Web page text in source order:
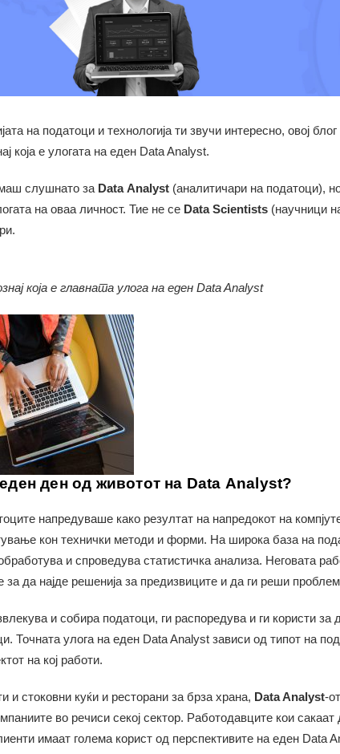
на податоци и технологија ти звучи интересно, овој
која е улогата на еден Data Analyst.
слушнато за Data Аnalyst(аналитичари на податоци),
на оваа личност. Тие не се Data Scientists(научници
која е главната улога на еден Data Analyst
ден од животот на Data Аnalyst?
напредуваше како резултат на напредокот на
кон технички методи и форми. На широка база на
и спроведува статистичка анализа. Неговата
за да најде решенија за предизвиците и да ги реши
и собира податоци, ги распоредува и ги користи за
Точната улога на еден Data Analyst зависи од типот на
на кој работи.
и стоковни куќи и ресторани за брза храна, Data Analyst-
во речиси секој сектор. Работодавците кои сакаат
имаат голема корист од перспективите на еден Data